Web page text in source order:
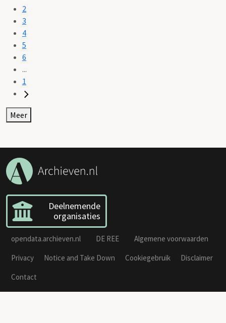
2
3
4
5
6
...
1
Meer
Deelnemende
organisaties
opendata.archieven.nl DE REE
Algemene voorwaarden
Privacy
Notice and Take Down Cookiegebruik
Disclaimer
Contact